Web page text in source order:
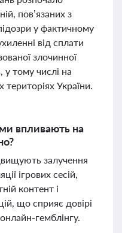
пов’язаних з
у фактичному
від сплати
злочинної
у тому числі на
територіях України.
впливають на
залучення
ігрових сесій,
контент і
що сприяє довірі
гемблінгу.